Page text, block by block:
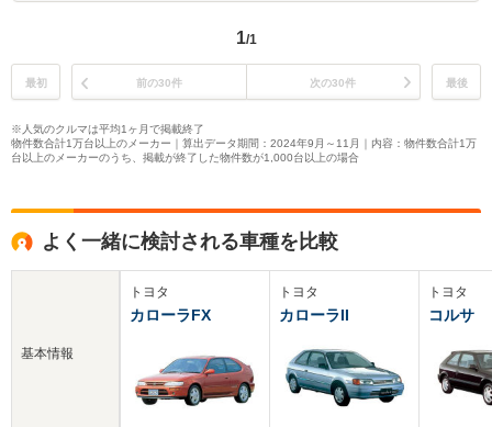
1/1
最初 前の30件 次の30件 最後
※人気のクルマは平均1ヶ月で掲載終了
物件数合計1万台以上のメーカー｜算出データ期間：2024年9月～11月｜内容：物件数合計1万
台以上のメーカーのうち、掲載が終了した物件数が1,000台以上の場合
よく一緒に検討される車種を比較
基本情報
トヨタ
カローラFX
トヨタ
カローラII
トヨタ
コルサ